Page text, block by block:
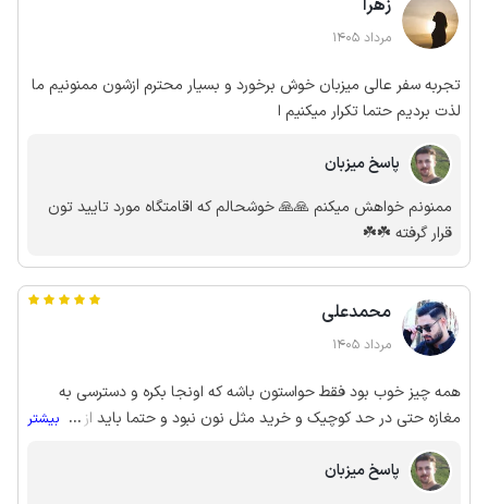
زهرا
مرداد 1405
تجربه سفر عالی میزبان خوش برخورد و بسیار محترم ازشون ممنونیم ما
لذت بردیم حتما تکرار میکنیم ا
پاسخ میزبان
ممنونم خواهش میکنم 🙏🙏 خوشحالم که اقامتگاه مورد تایید تون
قرار گرفته ☘️☘️
محمدعلی
مرداد 1405
همه چیز خوب بود فقط حواستون باشه که اونجا بکره و دسترسی به
مغازه حتی در حد کوچیک و خرید مثل نون نبود و حتما باید از قبل
پارک اونجا هست اما چون ماشین های دیگه هم پشت سرت پارک
میکنن، برای خروج شاید به کم معطل شی که خب اینم عیب نیست
... بیشتر
پاسخ میزبان